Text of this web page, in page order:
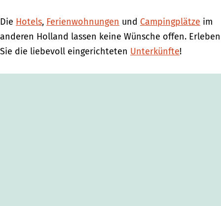
Die Hotels, Ferienwohnungen und Campingplätze im
anderen Holland lassen keine Wünsche offen. Erleben
Sie die liebevoll eingerichteten Unterkünfte!